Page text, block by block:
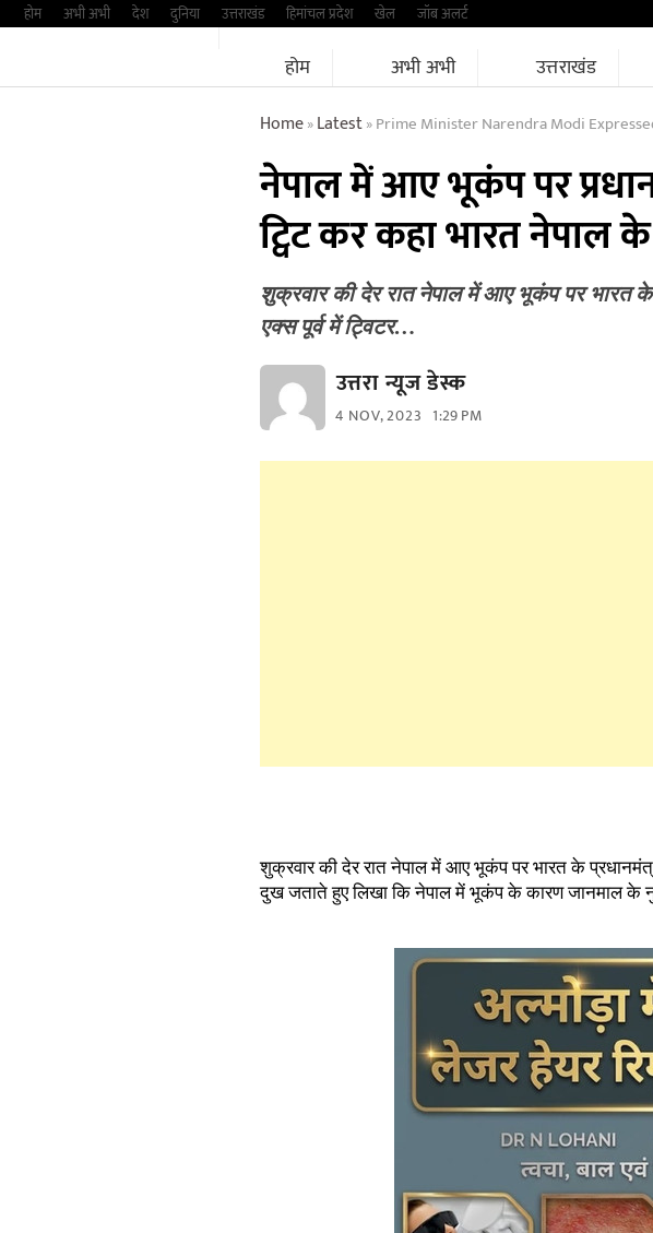
Skipहोम अभी अभी देश दुनिया उत्तराखंड हिमांचल प्रदेश खेल जॉब अलर्ट
होम अभी अभी उत्तराखंड
Home»Latest»Prime Minister Narendra Modi Expressed Grief
नेपाल में आए भूकंप पर
ट्विट कर कहा भारत
शुक्रवार की देर रात नेपाल में आए भूकंप पर भारत के
एक्स पूर्व में ट्विटर…
उत्तरा न्यूज डेस्क
4 NOV, 2023 1:29 PM
शुक्रवार की देर रात नेपाल में आए भूकंप पर भारत के
दुख जताते हुए लिखा कि नेपाल में भूकंप के कारण जानमाल के